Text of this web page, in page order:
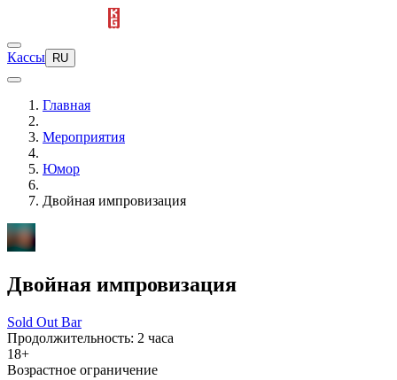
Кассы RU
Главная
Мероприятия
Юмор
Двойная импровизация
Двойная импровизация
Sold Out Bar
Продолжительность: 2 часа
18+
Возрастное ограничение